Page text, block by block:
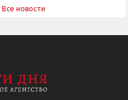
Все новости